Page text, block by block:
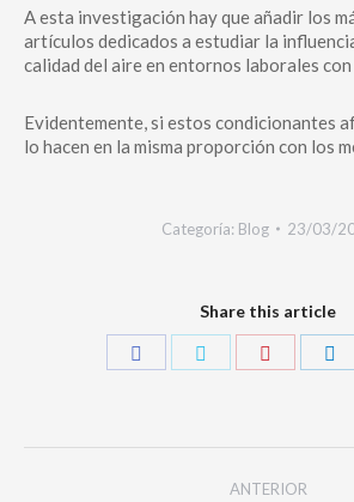
A esta investigación hay que añadir los
artículos dedicados a estudiar la
calidad del aire en entornos laborales
Evidentemente, si estos condicionantes
lo hacen en la misma proporción con los
Categoría: Blog 23/03/
Share this article
ANTERIOR